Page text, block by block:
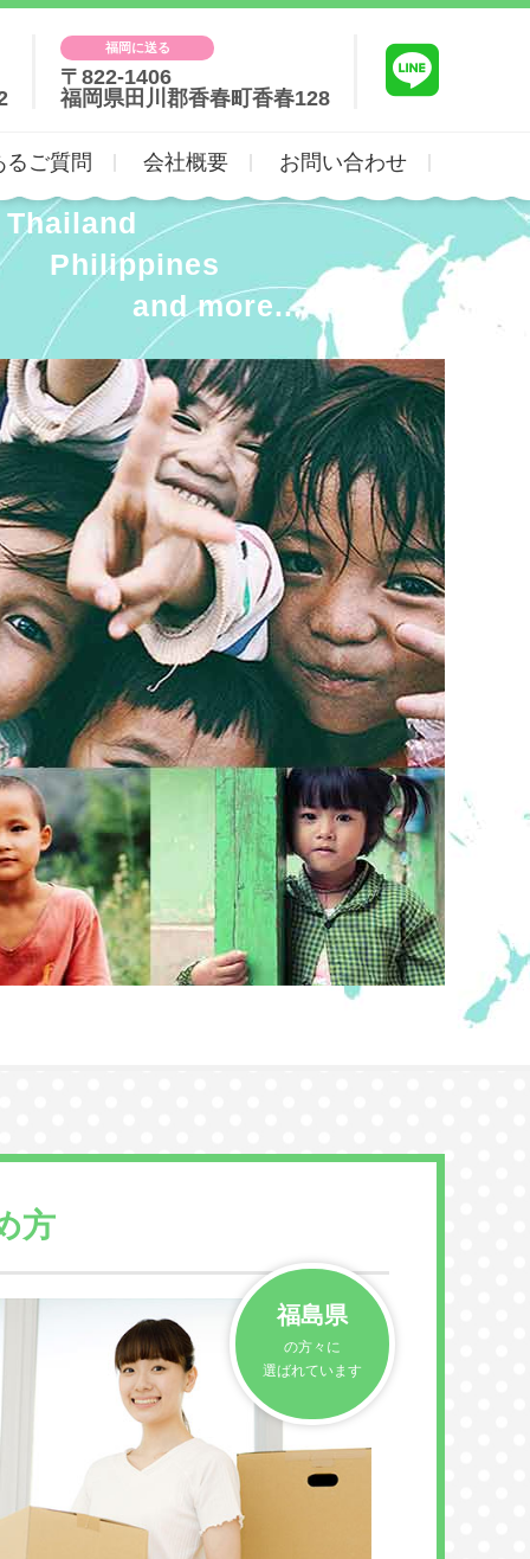
福岡に送る
〒822-1406
福岡県田川郡香春町香春128
るご質問 会社概要 お問い合わせ
Thailand
Philippines
and more...
方
福島県
の方々に
選ばれています